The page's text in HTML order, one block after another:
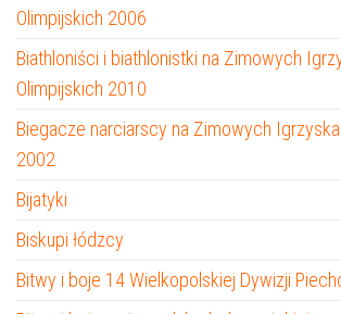
Olimpijskich 2006
Biathloniści i biathlonistki na Zimowych
Olimpijskich 2010
Biegacze narciarscy na Zimowych
2002
Bijatyki
Biskupi łódzcy
Bitwy i boje 14 Wielkopolskiej Dywizji